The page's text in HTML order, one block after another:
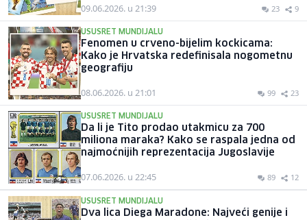
09.06.2026. u 21:39 23 9
USUSRET MUNDIJALU
Fenomen u crveno-bijelim kockicama:
Kako je Hrvatska redefinisala nogometnu
geografiju
08.06.2026. u 21:01 99 23
USUSRET MUNDIJALU
Da li je Tito prodao utakmicu za 700
miliona maraka? Kako se raspala jedna od
najmoćnijih reprezentacija Jugoslavije
07.06.2026. u 22:45 89 12
USUSRET MUNDIJALU
Dva lica Diega Maradone: Najveći genije i